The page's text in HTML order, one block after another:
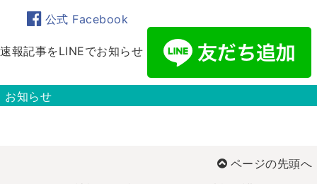
公式 Facebook
速報記事をLINEでお知らせ
お知らせ
ページの先頭へ